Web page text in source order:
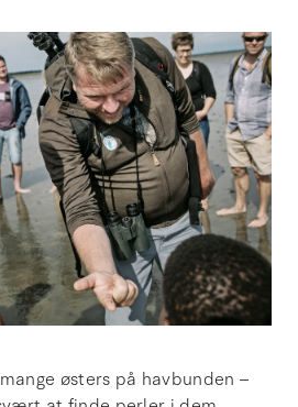
østers på havbunden –